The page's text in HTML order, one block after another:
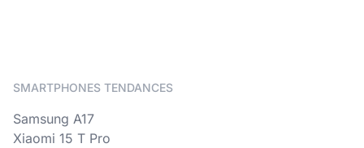
SMARTPHONES TENDANCES
Samsung A17
Xiaomi 15 T Pro